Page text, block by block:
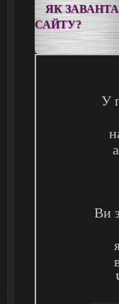
ЯК
САЙТУ?
У
Ви